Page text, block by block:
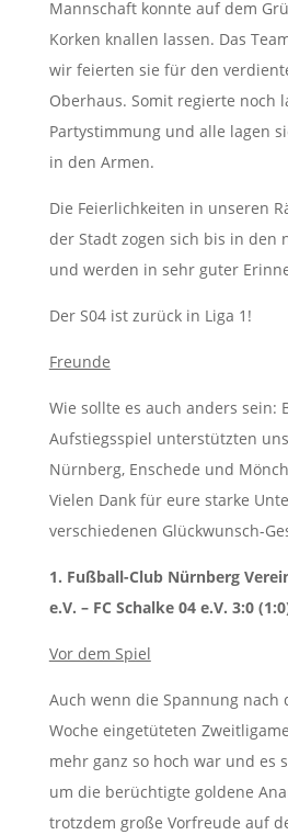
Mannschaft konnte auf dem
Korken knallen lassen. Das
wir feierten sie für den
Oberhaus. Somit regierte noch
Partystimmung und alle lagen
in den Armen.
Die Feierlichkeiten in unseren
der Stadt zogen sich bis in den
und werden in sehr guter
Der S04 ist zurück in Liga 1!
Freunde
Wie sollte es auch anders sein:
Aufstiegsspiel unterstützten
Nürnberg, Enschede und
Vielen Dank für eure starke
verschiedenen Glückwunsch-
1. Fußball-Club Nürnberg
e.V. – FC Schalke 04 e.V. 3:0
Vor dem Spiel
Auch wenn die Spannung nach
Woche eingetüteten
mehr ganz so hoch war und es
um die berüchtigte goldene
trotzdem große Vorfreude auf